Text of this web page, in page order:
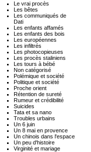
Le vrai procès
Les bêtes
Les communiqués de
Dati
Les enfants affamés
Les enfants des bois
Les européennes
Les infiltrés
Les photocopieuses
Les procès staliniens
Les tours à bébé
Non catégorisé
Polémique et société
Politique et société
Proche orient
Rétention de sureté
Rumeur et crédibilité
Suicides
Tata et sa nano
Troubles urbains
Un 6 juin
Un 8 mai en provence
Un chinois dans l'espace
Un peu d'histoire
Virginité et mariage